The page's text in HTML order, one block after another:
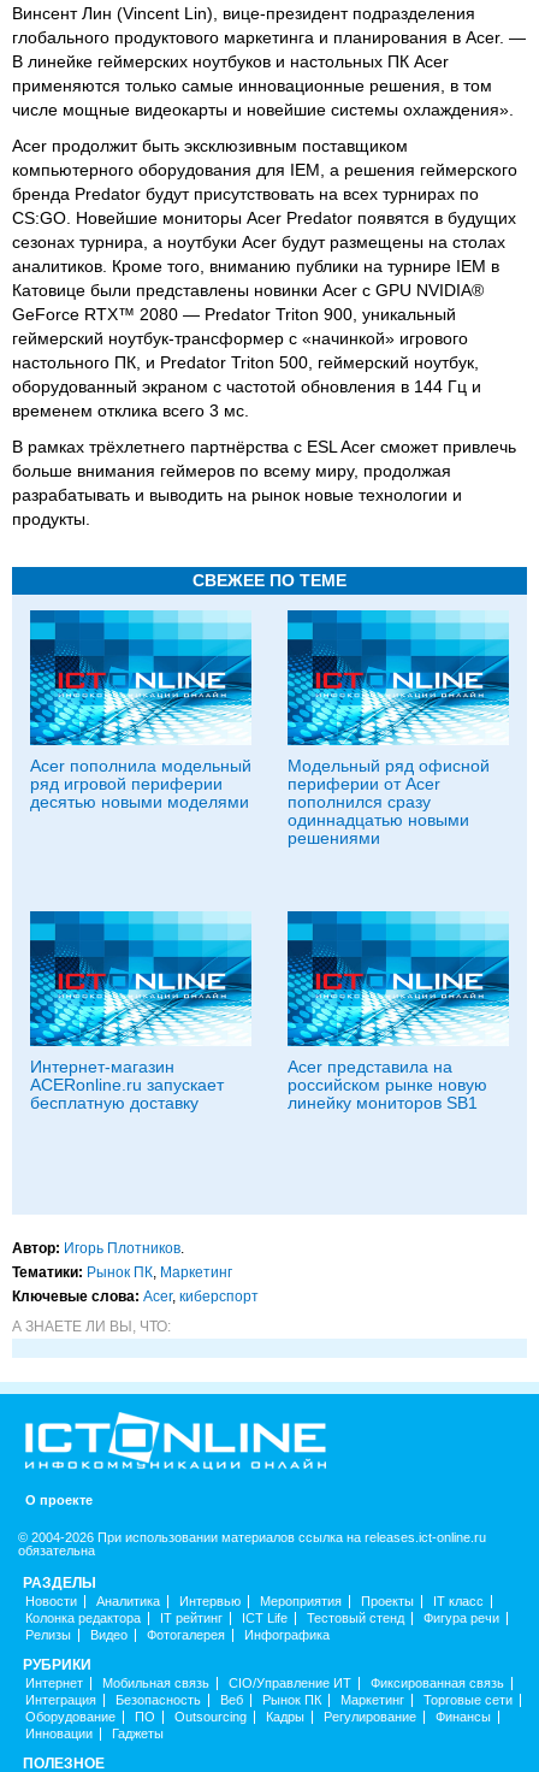
Винсент Лин (Vincent Lin), вице-президент подразделения
глобального продуктового маркетинга и планирования в Acer. —
В линейке геймерских ноутбуков и настольных ПК Acer
применяются только самые инновационные решения, в том
числе мощные видеокарты и новейшие системы охлаждения».
Acer продолжит быть эксклюзивным поставщиком
компьютерного оборудования для IEM, а решения геймерского
бренда Predator будут присутствовать на всех турнирах по
CS:GO. Новейшие мониторы Acer Predator появятся в будущих
сезонах турнира, а ноутбуки Acer будут размещены на столах
аналитиков. Кроме того, вниманию публики на турнире IEM в
Катовице были представлены новинки Acer с GPU NVIDIA®
GeForce RTX™ 2080 — Predator Triton 900, уникальный
геймерский ноутбук-трансформер с «начинкой» игрового
настольного ПК, и Predator Triton 500, геймерский ноутбук,
оборудованный экраном с частотой обновления в 144 Гц и
временем отклика всего 3 мс.
В рамках трёхлетнего партнёрства с ESL Acer сможет привлечь
больше внимания геймеров по всему миру, продолжая
разрабатывать и выводить на рынок новые технологии и
продукты.
СВЕЖЕЕ ПО ТЕМЕ
Acer пополнила модельный
ряд игровой периферии
десятью новыми моделями
Модельный ряд офисной
периферии от Acer
пополнился сразу
одиннадцатью новыми
решениями
Интернет-магазин
ACERonline.ru запускает
бесплатную доставку
Acer представила на
российском рынке новую
линейку мониторов SB1
Автор: Игорь Плотников.
Тематики: Рынок ПК, Маркетинг
Ключевые слова: Acer, киберспорт
А ЗНАЕТЕ ЛИ ВЫ, ЧТО:
О проекте
© 2004-2026 При использовании материалов ссылка на releases.ict-online.ru
обязательна
РАЗДЕЛЫ
Новости Аналитика Интервью Мероприятия Проекты
IT класс
Колонка редактора
IT рейтинг ICT Life Тестовый стенд
Фигура речи
Релизы
Видео Фотогалерея Инфографика
РУБРИКИ
Интернет Мобильная связь CIO/Управление ИТ
Фиксированная связь
Интеграция
Безопасность Веб Рынок ПК Маркетинг
Торговые сети
Оборудование
ПО Outsourcing Кадры Регулирование
Финансы
Инновации
Гаджеты
ПОЛЕЗНОЕ